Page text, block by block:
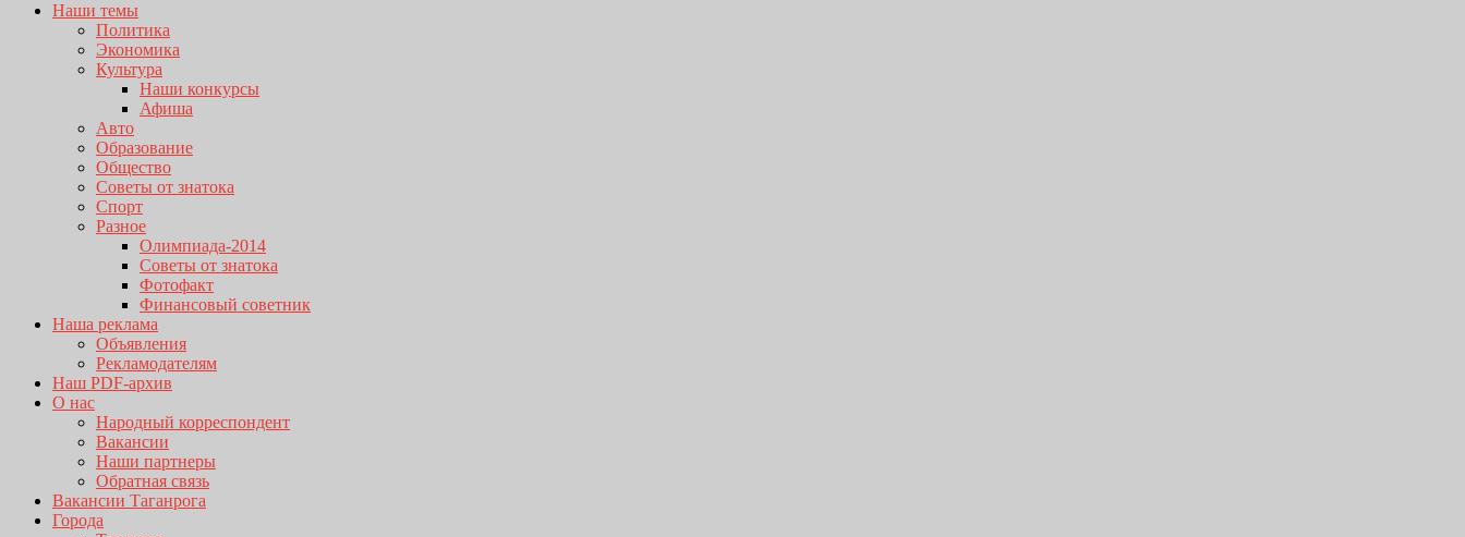
Наши темы
Политика
Экономика
Культура
Наши конкурсы
Афиша
Авто
Образование
Общество
Советы от знатока
Спорт
Разное
Олимпиада-2014
Советы от знатока
Фотофакт
Финансовый советник
Наша реклама
Объявления
Рекламодателям
Наш PDF-архив
О нас
Народный корреспондент
Вакансии
Наши партнеры
Обратная связь
Вакансии Таганрога
Города